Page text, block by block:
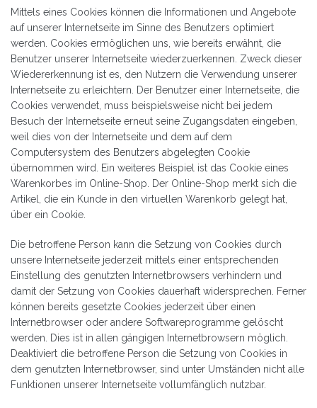
Mittels eines Cookies können die Informationen und Angebote
auf unserer Internetseite im Sinne des Benutzers optimiert
werden. Cookies ermöglichen uns, wie bereits erwähnt, die
Benutzer unserer Internetseite wiederzuerkennen. Zweck dieser
Wiedererkennung ist es, den Nutzern die Verwendung unserer
Internetseite zu erleichtern. Der Benutzer einer Internetseite, die
Cookies verwendet, muss beispielsweise nicht bei jedem
Besuch der Internetseite erneut seine Zugangsdaten eingeben,
weil dies von der Internetseite und dem auf dem
Computersystem des Benutzers abgelegten Cookie
übernommen wird. Ein weiteres Beispiel ist das Cookie eines
Warenkorbes im Online-Shop. Der Online-Shop merkt sich die
Artikel, die ein Kunde in den virtuellen Warenkorb gelegt hat,
über ein Cookie.
Die betroffene Person kann die Setzung von Cookies durch
unsere Internetseite jederzeit mittels einer entsprechenden
Einstellung des genutzten Internetbrowsers verhindern und
damit der Setzung von Cookies dauerhaft widersprechen. Ferner
können bereits gesetzte Cookies jederzeit über einen
Internetbrowser oder andere Softwareprogramme gelöscht
werden. Dies ist in allen gängigen Internetbrowsern möglich.
Deaktiviert die betroffene Person die Setzung von Cookies in
dem genutzten Internetbrowser, sind unter Umständen nicht alle
Funktionen unserer Internetseite vollumfänglich nutzbar.